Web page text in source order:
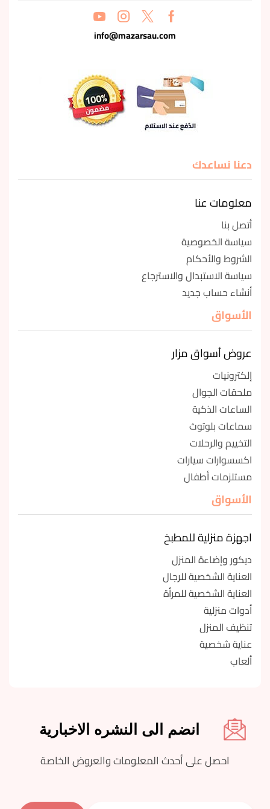
info@mazarsau.com
دعنا نساعدك
معلومات عنا
أتصل بنا
سياسة الخصوصية
الشروط والأحكام
سياسة الاستبدال والاسترجاع
أنشاء حساب جديد
الأسواق
عروض أسواق مزار
إلكترونيات
ملحقات الجوال
الساعات الذكية
سماعات بلوتوث
التخييم والرحلات
اكسسوارات سيارات
مستلزمات أطفال
الأسواق
اجهزة منزلية للمطبخ
ديكور وإضاءة المنزل
العناية الشخصية للرجال
العناية الشخصية للمرأة
أدوات منزلية
تنظيف المنزل
عناية شخصية
ألعاب
انضم الى النشره الاخبارية
احصل على أحدث المعلومات والعروض الخاصة